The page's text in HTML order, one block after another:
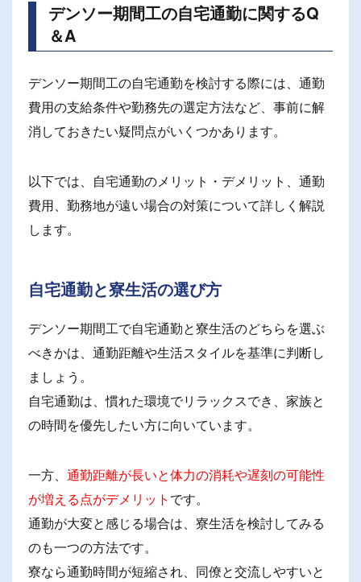
デンソー期間工の自宅通勤に関するQ
＆A
デンソー期間工の自宅通勤を検討する際には、通勤
費用の支給条件や勤務先の選定方法など、事前に解
消しておきたい疑問点がいくつかあります。
以下では、自宅通勤のメリット・デメリット、通勤
費用、勤務地が遠い場合の対策について詳しく解説
します。
自宅通勤と寮生活の選び方
デンソー期間工で自宅通勤と寮生活のどちらを選ぶ
べきかは、通勤距離や生活スタイルを基準に判断し
ましょう。
自宅通勤は、慣れた環境でリラックスでき、家族と
の時間を優先したい方に向いています。
一方、 通勤距離が長いと体力の消耗や遅刻の可能性
が増える点がデメリット です。
通勤が大変と感じる場合は、寮生活を検討してみる
のも一つの方法です。
寮なら通勤時間が短縮され、同僚と交流しやすいと